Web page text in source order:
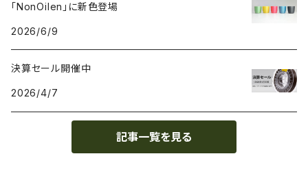
「NonOilen」に新色登場
2026/6/9
決算セール開催中
2026/4/7
記事一覧を見る